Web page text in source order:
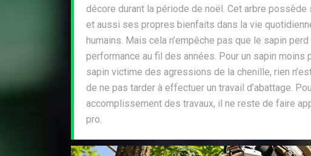
décore durant la période de noël. Cet arbre
et aussi ses propres bienfaits dans la vie
humains. Mais cela n’empêche pas que le sapin
performance au fil des années. Pour un sapin moins
sapin victime des agressions de la chenille, rien
de ne pas tarder à effectuer un travail d’abattage.
accomplissement des travaux, il ne reste de faire
pro.